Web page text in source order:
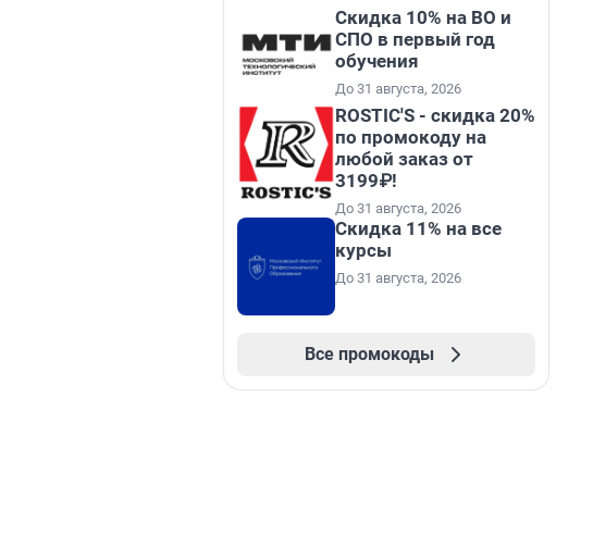
Скидка 10% на ВО и
СПО в первый год
обучения
До 31 августа, 2026
ROSTIC'S - скидка 20%
по промокоду на
любой заказ от
3199₽!
До 31 августа, 2026
Скидка 11% на все
курсы
До 31 августа, 2026
Все промокоды